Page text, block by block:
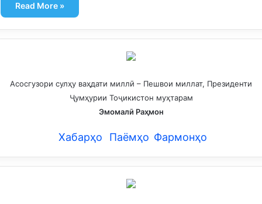
Read More »
Асосгузори сулҳу ваҳдати миллӣ – Пешвои миллат, Президенти
Ҷумҳурии Тоҷикистон муҳтарам
Эмомалӣ Раҳмон
Хабарҳо Паёмҳо Фармонҳо